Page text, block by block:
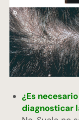
¿Es
diagnosticar